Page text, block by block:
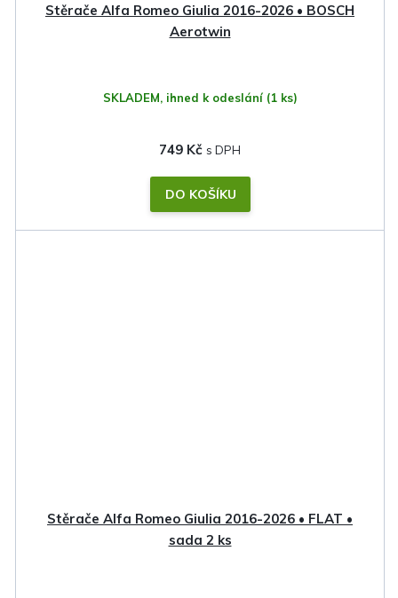
Stěrače Alfa Romeo Giulia 2016-2026 • BOSCH
Aerotwin
SKLADEM, ihned k odeslání (1 ks)
749 Kč
DO KOŠÍKU
Stěrače Alfa Romeo Giulia 2016-2026 • FLAT •
sada 2 ks